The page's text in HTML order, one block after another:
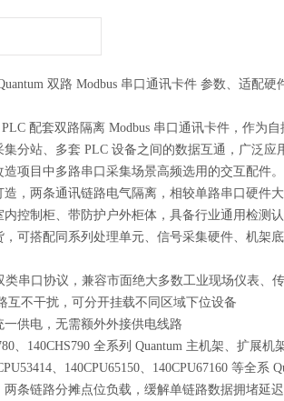
双路 Modbus 串口通讯卡件 参数、适配
PLC 配套双路隔离 Modbus 串口通讯卡件，作为
分站、多套 PLC 设备之间的数据互通，广泛
项目中多路串口采集场景高频选用的交互配件。
，两条通讯链路电气隔离，相较单路串口硬件
控制柜、带防护户外柜体，具备行业通用检测
可搭配同系列处理单元、信号采集硬件、机架
类串口协议，兼容市面绝大多数工业现场仪表、
互不干扰，可分开挂载不同区域下位设备
供电，无需额外外接供电线路
、140CHS790 全系列 Quantum 主机架、扩展机
、140CPU65150、140CPU67160 等全系
条链路分摊点位负载，缓解单链路数据拥堵延迟